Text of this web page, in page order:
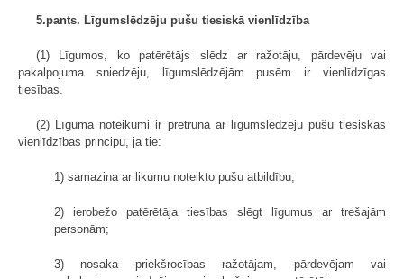
5.pants. Līgumslēdzēju pušu tiesiskā vienlīdzība
(1) Līgumos, ko patērētājs slēdz ar ražotāju, pārdevēju vai
pakalpojuma sniedzēju, līgumslēdzējām pusēm ir vienlīdzīgas
tiesības.
(2) Līguma noteikumi ir pretrunā ar līgumslēdzēju pušu tiesiskās
vienlīdzības principu, ja tie:
1) samazina ar likumu noteikto pušu atbildību;
2) ierobežo patērētāja tiesības slēgt līgumus ar trešajām
personām;
3) nosaka priekšrocības ražotājam, pārdevējam vai